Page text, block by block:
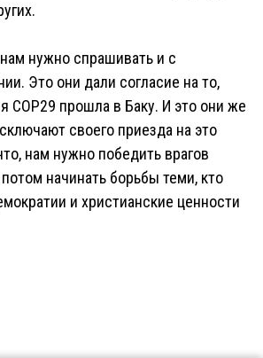
нужно спрашивать и с
Это они дали согласие на то,
СОР29 прошла в Баку. И это они же
своего приезда на это
нам нужно победить врагов
начинать борьбы теми, кто
и христианские ценности